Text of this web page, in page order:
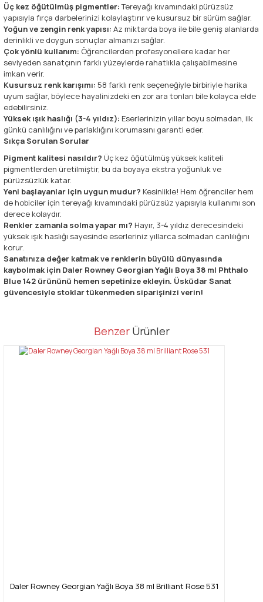
Üç kez öğütülmüş pigmentler:Tereyağı kıvamındaki pürüzsüz
yapısıyla fırça darbelerinizi kolaylaştırır ve kusursuz bir sürüm sağlar.
Yoğun ve zengin renk yapısı: Az miktarda boya ile bile geniş alanlarda
derinlikli ve doygun sonuçlar almanızı sağlar.
Çok yönlü kullanım: Öğrencilerden profesyonellere kadar her
seviyeden sanatçının farklı yüzeylerde rahatlıkla çalışabilmesine
imkan verir.
Kusursuz renk karışımı: 58 farklı renk seçeneğiyle birbiriyle harika
uyum sağlar, böylece hayalinizdeki en zor ara tonları bile kolayca elde
edebilirsiniz.
Yüksek ışık haslığı (3-4 yıldız): Eserlerinizin yıllar boyu solmadan, ilk
günkü canlılığını ve parlaklığını korumasını garanti eder.
Sıkça Sorulan Sorular
Pigment kalitesi nasıldır? Üç kez öğütülmüş yüksek kaliteli
pigmentlerden üretilmiştir, bu da boyaya ekstra yoğunluk ve
pürüzsüzlük katar.
Yeni başlayanlar için uygun mudur? Kesinlikle! Hem öğrenciler hem
de hobiciler için tereyağı kıvamındaki pürüzsüz yapısıyla kullanımı son
derece kolaydır.
Renkler zamanla solma yapar mı? Hayır, 3-4 yıldız derecesindeki
yüksek ışık haslığı sayesinde eserleriniz yıllarca solmadan canlılığını
korur.
Sanatınıza değer katmak ve renklerin büyülü dünyasında
kaybolmak için Daler Rowney Georgian Yağlı Boya 38 ml Phthalo
Blue 142 ürününü hemen sepetinize ekleyin. Üsküdar Sanat
güvencesiyle stoklar tükenmeden siparişinizi verin!
Bu ürüne ilk yorumu siz yapın!
Bu ürünün fiyat bilgisi, resim, ürün açıklamalarında ve diğer
tarafımıza iletebilirsiniz.
Benzer Ürünler
Daler Rowney Georgian Yağlı Boya 38 ml Brilliant Rose 531